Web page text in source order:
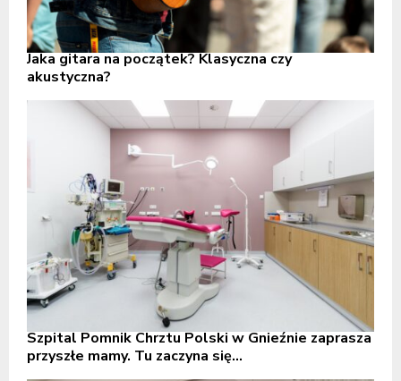
Jaka gitara na początek? Klasyczna czy
akustyczna?
Szpital Pomnik Chrztu Polski w Gnieźnie zaprasza
przyszłe mamy. Tu zaczyna się...